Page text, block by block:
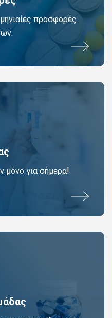
προσφορές
μόνο για σήμερα!